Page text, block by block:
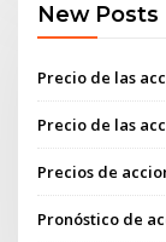
New Posts
Precio de las
Precio de las
Precios de
Pronóstico de